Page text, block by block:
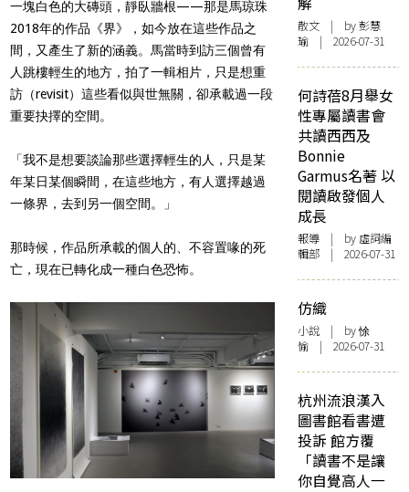
一塊白色的大磚頭，靜臥牆根——那是馬琼珠
2018年的作品《界》，如今放在這些作品之
間，又產生了新的涵義。馬當時到訪三個曾有
人跳樓輕生的地方，拍了一輯相片，只是想重
訪（revisit）這些看似與世無關，卻承載過一段
重要抉擇的空間。
「我不是想要談論那些選擇輕生的人，只是某
年某日某個瞬間，在這些地方，有人選擇越過
一條界，去到另一個空間。」
那時候，作品所承載的個人的、不容置喙的死
亡，現在已轉化成一種白色恐怖。
散文 | by 彭慧
瑜 | 2026-07-31
何詩蓓8月舉女
性專屬讀書會
共讀西西及
Bonnie
Garmus名著 以
閱讀啟發個人
成長
報導 | by 虛詞編
輯部 | 2026-07-31
仿織
小說 | by 悇
愉 | 2026-07-31
杭州流浪漢入
圖書館看書遭
投訴 館方覆
「讀書不是讓
你自覺高人一